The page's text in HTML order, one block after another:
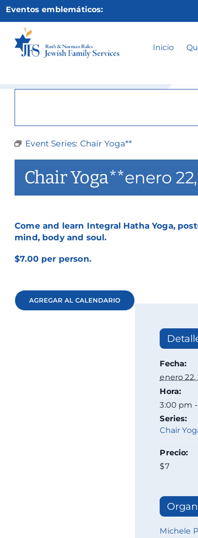
contenido
Eventos emblemáticos:
Inicio
Event Series: Chair Yoga**
Chair Yoga**enero
Come and learn Integral Hatha Yoga,
mind, body and soul.
$7.00 per person.
AGREGAR AL CALENDARIO
Fecha:
enero 22,
Hora:
3:00 pm
Series:
Chair
Precio:
$7
Michele